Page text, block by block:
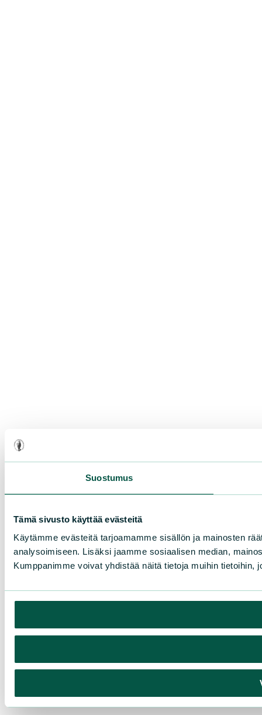
Suostumus
Tämä sivusto käyttää evästeitä
Käytämme evästeitä tarjoamamme sisällön ja mainosten
analysoimiseen. Lisäksi jaamme sosiaalisen median,
Kumppanimme voivat yhdistää näitä tietoja muihin tietoihin,